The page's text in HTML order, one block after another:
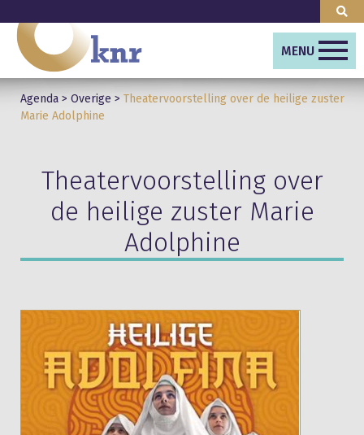
MENU
Agenda > Overige > Theatervoorstelling over de heilige zuster
Marie Adolphine
Theatervoorstelling over
de heilige zuster Marie
Adolphine